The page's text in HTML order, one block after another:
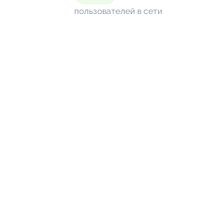
пользователей в сети